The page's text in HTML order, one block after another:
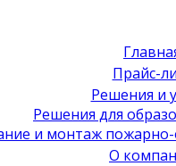
Прайс-
Решения и
Решения для
и монтаж
О